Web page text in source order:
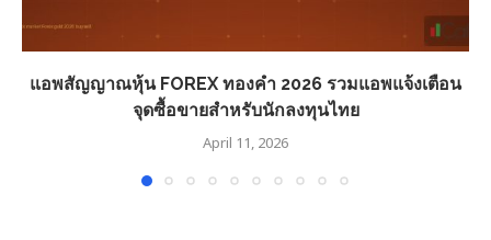
แอพสัญญาณหุ้น FOREX ทองคำ 2026 รวมแอพแจ้งเตือน
จุดซื้อขายสำหรับนักลงทุนไทย
April 11, 2026